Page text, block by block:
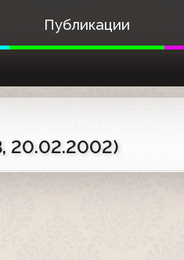
Публикации
20.02.2002)